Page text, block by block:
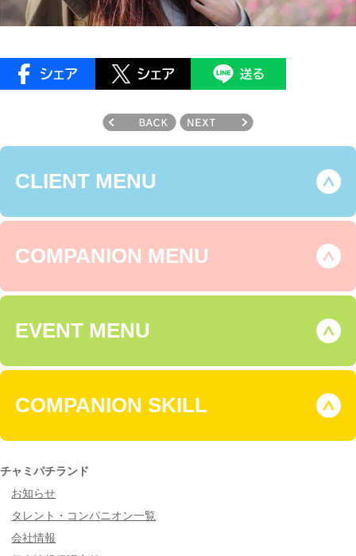
CLIENT MENU
COMPANION MENU
EVENT MENU
COMPANION SKILL
チャミパチランド
お知らせ
タレント・コンパニオン一覧
会社情報